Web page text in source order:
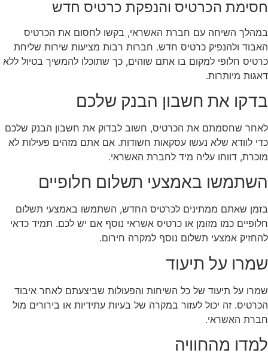
חסימת הכרטיס והנפקת כרטיס חדש
במהלך השיחה עם חברת האשראי, בקשו לחסום את הכרטיס
האבוד ולהנפיק כרטיס חדש. חברות רבות מציעות שירות שליחת
כרטיס חלופי למקום בו אתם שוהים, כך שתוכלו להמשיך בטיול ללא
דאגות מיותרות.
בדקו את חשבון הבנק שלכם
לאחר שחסמתם את הכרטיס, חשוב לבדוק את חשבון הבנק שלכם
כדי לוודא שלא נעשו עסקאות חשודות. אם אתם מזהים פעילות לא
מוכרת, דווחו עליה מיד לחברת האשראי.
השתמשו באמצעי תשלום חלופיים
בזמן שאתם ממתינים לכרטיס החדש, השתמשו באמצעי תשלום
חלופיים כמו מזומן או כרטיס אשראי נוסף אם יש לכם. תמיד כדאי
להחזיק אמצעי תשלום נוסף למקרה חירום.
שמרו על תיעוד
שמרו על תיעוד של כל השיחות והפעולות שביצעתם לאחר איבוד
הכרטיס. זה יכול לעזור במקרה של בעיות עתידיות או בירורים מול
חברת האשראי.
למדו מהחוויה